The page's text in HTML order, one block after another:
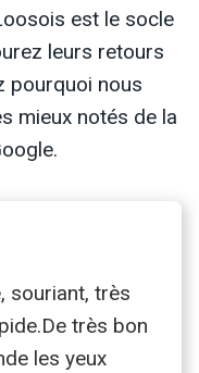
est le socle
leurs retours
pourquoi nous
mieux notés de la
souriant, très
très bon
les yeux